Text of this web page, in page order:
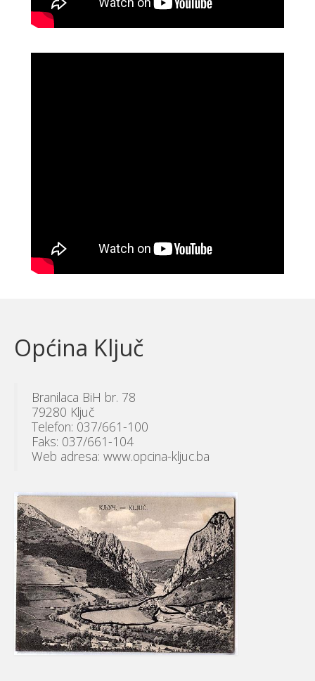
Općina Ključ
Branilaca BiH br. 78
79280 Ključ
Telefon: 037/661-100
Faks: 037/661-104
Web adresa: www.opcina-kljuc.ba